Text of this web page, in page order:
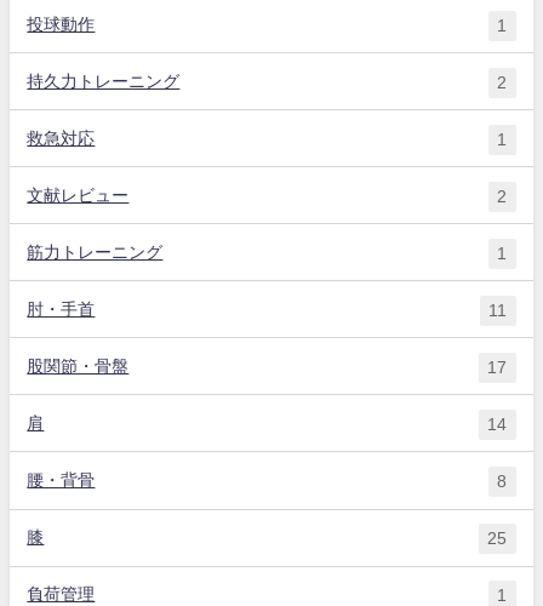
投球動作 1
持久力トレーニング 2
救急対応 1
文献レビュー 2
筋力トレーニング 1
肘・手首 11
股関節・骨盤 17
肩 14
腰・背骨 8
膝 25
負荷管理 1